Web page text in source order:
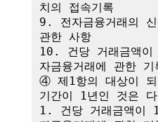
치의 접속기록
9. 전자금융거래의
관한 사항
10. 건당 거래금액이
자금융거래에 관한 기
④ 제1항의 대상이
기간이 1년인 것은
1. 건당 거래금액이